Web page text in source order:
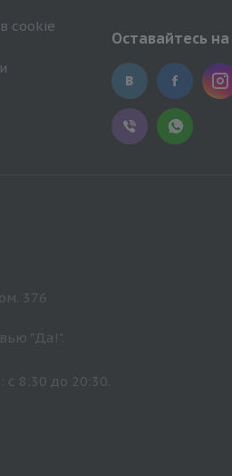
cookie
Оставайтесь на
376
"Да!".
8:30 до 20:30.